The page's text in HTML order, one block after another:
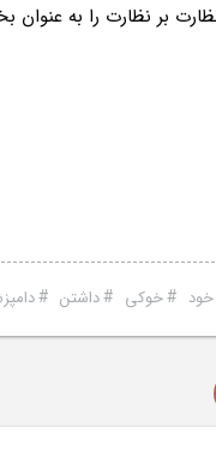
خود #خوکی #داشتن #